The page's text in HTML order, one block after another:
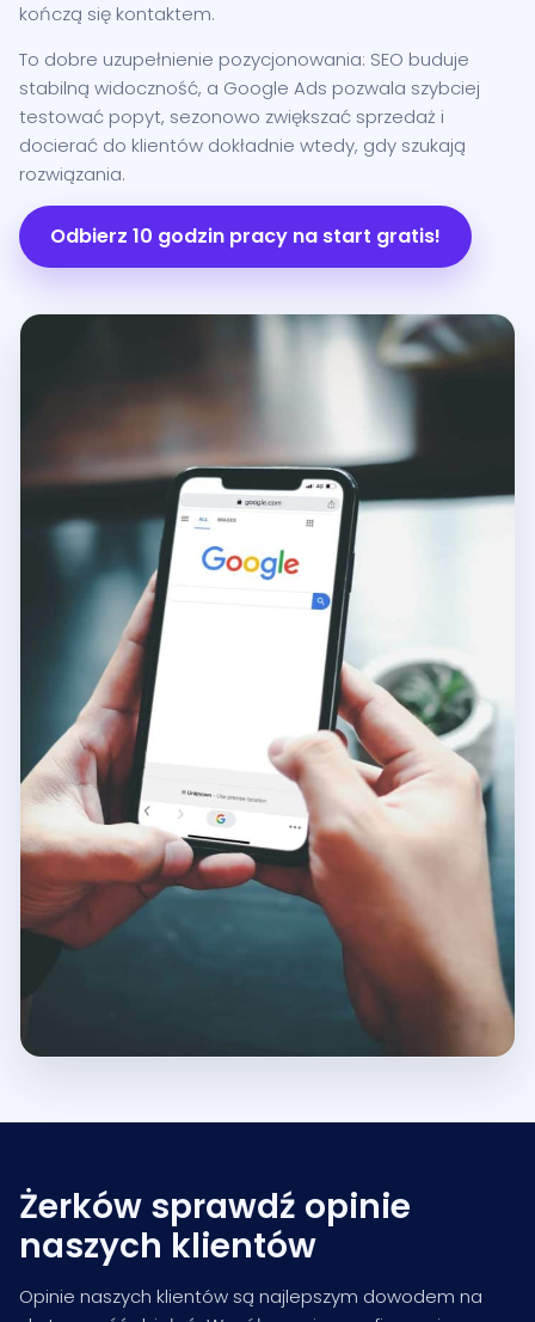
kończą się kontaktem.
To dobre uzupełnienie pozycjonowania: SEO buduje
stabilną widoczność, a Google Ads pozwala szybciej
testować popyt, sezonowo zwiększać sprzedaż i
docierać do klientów dokładnie wtedy, gdy szukają
rozwiązania.
Odbierz 10 godzin pracy na start gratis!
Żerków sprawdź opinie
naszych klientów
Opinie naszych klientów są najlepszym dowodem na